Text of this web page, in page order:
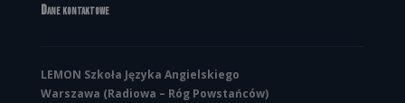
Dane kontaktowe
LEMON Szkoła Języka Angielskiego
Warszawa (Radiowa – Róg Powstańców)